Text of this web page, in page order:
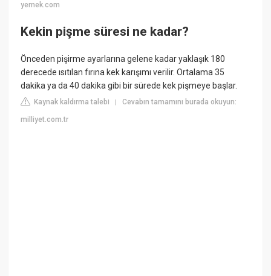
yemek.com
Kekin pişme süresi ne kadar?
Önceden pişirme ayarlarına gelene kadar yaklaşık 180
derecede ısıtılan fırına kek karışımı verilir. Ortalama 35
dakika ya da 40 dakika gibi bir sürede kek pişmeye başlar.
Kaynak kaldırma talebi |Cevabın tamamını burada okuyun:
milliyet.com.tr